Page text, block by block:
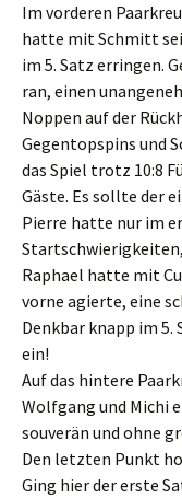
Im vorderen
hatte mit Schmitt
im 5. Satz erringen.
ran, einen
Noppen auf der
Gegentopspins und
das Spiel trotz 10:8
Gäste. Es sollte der
Pierre hatte nur im
Raphael hatte mit
vorne agierte, eine
Denkbar knapp im
ein!
Auf das hintere
Wolfgang und Michi
souverän und ohne
Den letzten Punkt
Ging hier der erste